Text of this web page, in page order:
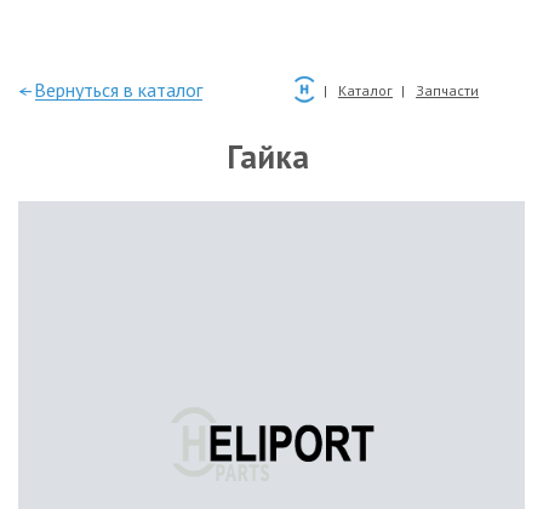
—Вернуться в каталог Каталог Запчасти
Гайка